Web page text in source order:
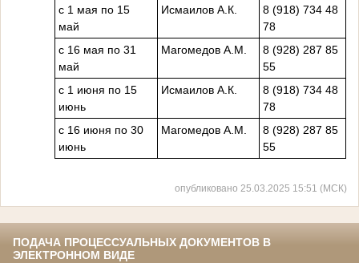
с 1 мая по 15
май
Исмаилов А.К.
8 (918) 734 48
78
с 16 мая по 31
май
Магомедов А.М.
8 (928) 287 85
55
с 1 июня по 15
июнь
Исмаилов А.К.
8 (918) 734 48
78
с 16 июня по 30
июнь
Магомедов А.М.
8 (928) 287 85
55
опубликовано 25.03.2025 15:51 (МСК)
ПОДАЧА ПРОЦЕССУАЛЬНЫХ ДОКУМЕНТОВ В
ЭЛЕКТРОННОМ ВИДЕ